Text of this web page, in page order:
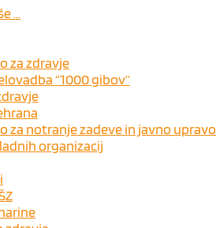
…
za zdravje
“1000 gibov”
za notranje zadeve in javno upravo
organizacij